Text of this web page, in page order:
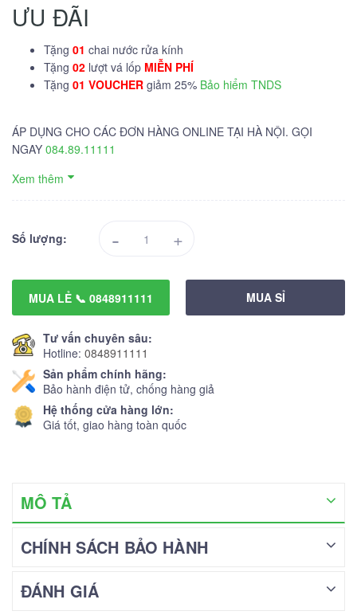
ƯU ĐÃI
Tặng 01 chai nước rửa kính
Tặng 02 lượt vá lốp MIỄN PHÍ
Tặng 01 VOUCHER giảm 25% Bảo hiểm TNDS
ÁP DỤNG CHO CÁC ĐƠN HÀNG ONLINE TẠI HÀ NỘI. GỌI
NGAY 084.89.11111
Xem thêm
Số lượng: - +
MUA LẺ 📞 0848911111 MUA SỈ
Tư vấn chuyên sâu:
Hotline: 0848911111
Sản phẩm chính hãng:
Bảo hành điện tử, chống hàng giả
Hệ thống cửa hàng lớn:
Giá tốt, giao hàng toàn quốc
MÔ TẢ
CHÍNH SÁCH BẢO HÀNH
ĐÁNH GIÁ